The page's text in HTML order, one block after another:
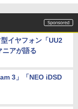
イヤフォン「UU2
ニアが語る
3」「NEO iDSD